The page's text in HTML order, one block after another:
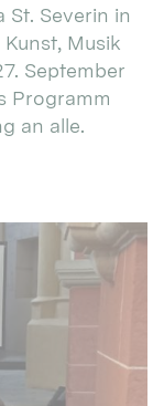
St. Severin in
Musik
September
Programm
an alle.